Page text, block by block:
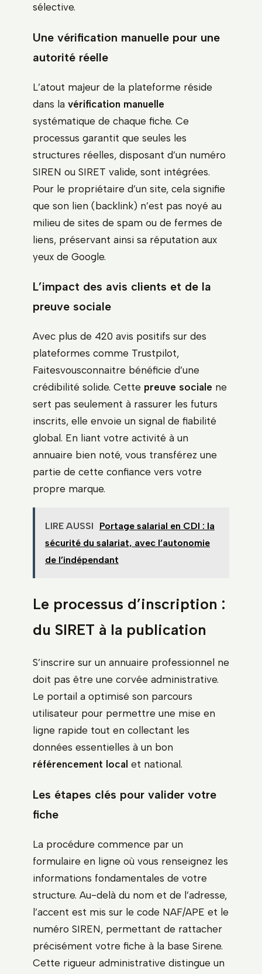
sélective.
Une vérification manuelle pour une
autorité réelle
L’atout majeur de la plateforme réside
dans la vérification manuelle
systématique de chaque fiche. Ce
processus garantit que seules les
structures réelles, disposant d’un numéro
SIREN ou SIRET valide, sont intégrées.
Pour le propriétaire d’un site, cela signifie
que son lien (backlink) n’est pas noyé au
milieu de sites de spam ou de fermes de
liens, préservant ainsi sa réputation aux
yeux de Google.
L’impact des avis clients et de la
preuve sociale
Avec plus de 420 avis positifs sur des
plateformes comme Trustpilot,
Faitesvousconnaitre bénéficie d’une
crédibilité solide. Cette preuve sociale ne
sert pas seulement à rassurer les futurs
inscrits, elle envoie un signal de fiabilité
global. En liant votre activité à un
annuaire bien noté, vous transférez une
partie de cette confiance vers votre
propre marque.
LIRE AUSSI
Portage salarial en CDI : la
sécurité du salariat, avec l’autonomie
de l’indépendant
Le processus d’inscription :
du SIRET à la publication
S’inscrire sur un annuaire professionnel ne
doit pas être une corvée administrative.
Le portail a optimisé son parcours
utilisateur pour permettre une mise en
ligne rapide tout en collectant les
données essentielles à un bon
référencement local et national.
Les étapes clés pour valider votre
fiche
La procédure commence par un
formulaire en ligne où vous renseignez les
informations fondamentales de votre
structure. Au-delà du nom et de l’adresse,
l’accent est mis sur le code NAF/APE et le
numéro SIREN, permettant de rattacher
précisément votre fiche à la base Sirene.
Cette rigueur administrative distingue un